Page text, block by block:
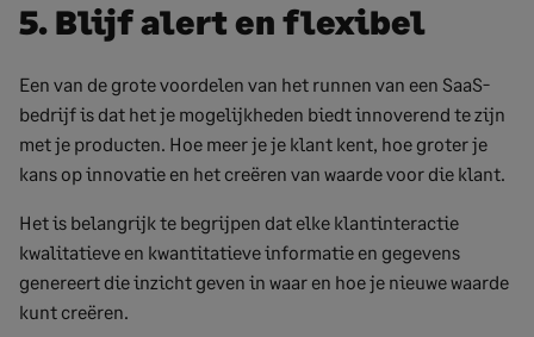
5. Blijf alert en flexibel
Een van de grote voordelen van het runnen van een SaaS-
bedrijf is dat het je mogelijkheden biedt innoverend te zijn
met je producten. Hoe meer je je klant kent, hoe groter je
kans op innovatie en het creëren van waarde voor die klant.
Het is belangrijk te begrijpen dat elke klantinteractie
kwalitatieve en kwantitatieve informatie en gegevens
genereert die inzicht geven in waar en hoe je nieuwe waarde
kunt creëren.